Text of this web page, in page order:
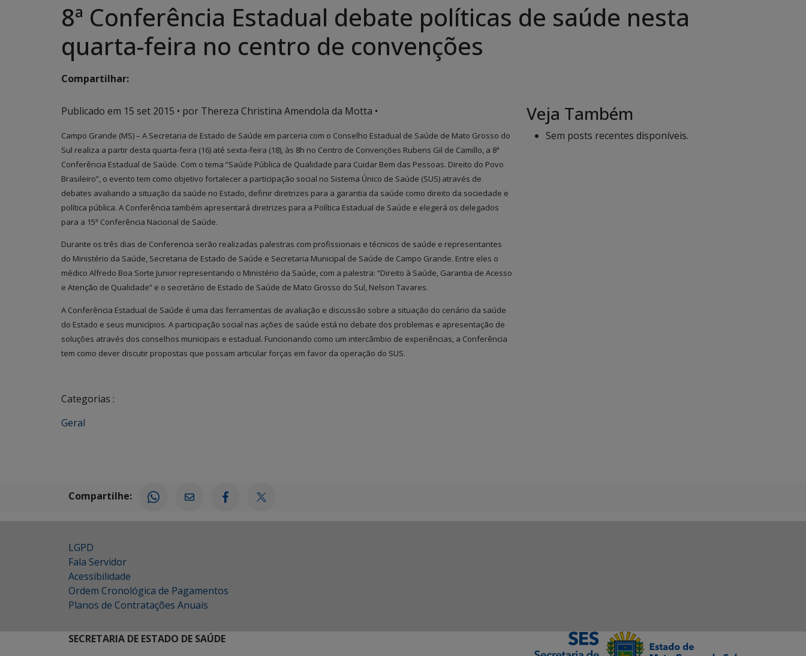
8ª Conferência Estadual debate políticas de saúde nesta
quarta-feira no centro de convenções
Compartilhar:
Publicado em 15 set 2015 • por Thereza Christina Amendola da Motta •
Campo Grande (MS) – A Secretaria de Estado de Saúde em parceria com o Conselho Estadual de Saúde de Mato Grosso do
Sul realiza a partir desta quarta-feira (16) até sexta-feira (18), às 8h no Centro de Convenções Rubens Gil de Camillo, a 8ª
Conferência Estadual de Saúde. Com o tema “Saúde Pública de Qualidade para Cuidar Bem das Pessoas. Direito do Povo
Brasileiro”, o evento tem como objetivo fortalecer a participação social no Sistema Único de Saúde (SUS) através de
debates avaliando a situação da saúde no Estado, definir diretrizes para a garantia da saúde como direito da sociedade e
política pública. A Conferência também apresentará diretrizes para a Política Estadual de Saúde e elegerá os delegados
para a 15ª Conferência Nacional de Saúde.
Durante os três dias de Conferencia serão realizadas palestras com profissionais e técnicos de saúde e representantes
do Ministério da Saúde, Secretaria de Estado de Saúde e Secretaria Municipal de Saúde de Campo Grande. Entre eles o
médico Alfredo Boa Sorte Junior representando o Ministério da Saúde, com a palestra: “Direito à Saúde, Garantia de Acesso
e Atenção de Qualidade” e o secretário de Estado de Saúde de Mato Grosso do Sul, Nelson Tavares.
A Conferência Estadual de Saúde é uma das ferramentas de avaliação e discussão sobre a situação do cenário da saúde
do Estado e seus municípios. A participação social nas ações de saúde está no debate dos problemas e apresentação de
soluções através dos conselhos municipais e estadual. Funcionando como um intercâmbio de experiências, a Conferência
tem como dever discutir propostas que possam articular forças em favor da operação do SUS.
Categorias :
Geral
Veja Também
Sem posts recentes disponíveis.
Compartilhe:
LGPD
Fala Servidor
Acessibilidade
Ordem Cronológica de Pagamentos
Planos de Contratações Anuais
SECRETARIA DE ESTADO DE SAÚDE